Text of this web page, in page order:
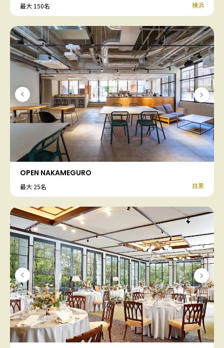
最大 150名 横浜
OPEN NAKAMEGURO
最大 25名 目黒